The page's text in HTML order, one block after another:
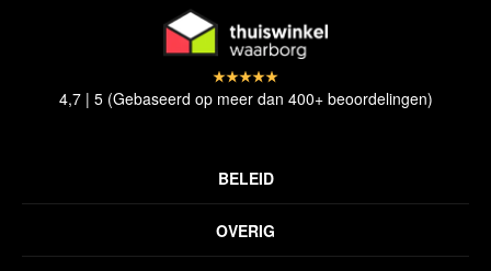
OVERIG
BELEID
Disclaimer
4,7 | 5 (Gebaseerd op meer dan 400+ beoordelingen)